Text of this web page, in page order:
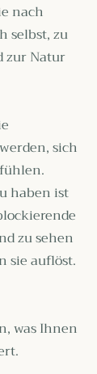
nach
selbst, zu
zur Natur
sich
haben ist
zu sehen
sie auflöst.
was Ihnen